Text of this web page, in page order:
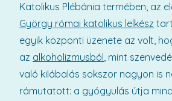
Katolikus Plébánia termében, az
György római katolikus lelkész
egyik központi üzenete az volt,
az alkoholizmusból, mint
való kilábalás sokszor nagyon is
rámutatott: a gyógyulás útja